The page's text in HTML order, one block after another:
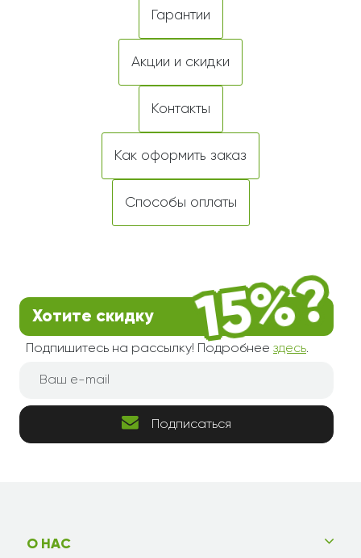
Гарантии
Акции и скидки
Контакты
Как оформить заказ
Способы оплаты
Хотите скидку
Подпишитесь на рассылку! Подробнее здесь.
Подписаться
О НАС